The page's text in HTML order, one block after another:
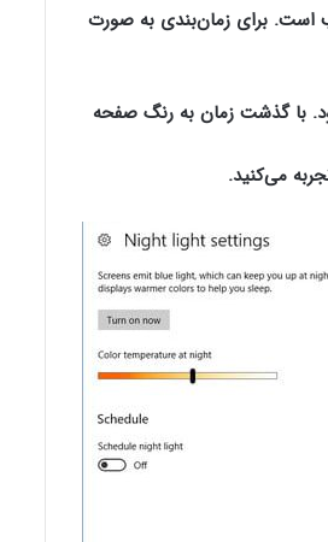
است. برای زمان‌بندی به صورت
با گذشت زمان به رنگ صفحه
می‌کنید.